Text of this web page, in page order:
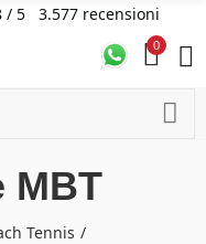
/ 5 3.577 recensioni
0
MBT
Tennis